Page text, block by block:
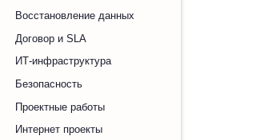
Восстановление данных
Договор и SLA
ИТ-инфраструктура
Безопасность
Проектные работы
Интернет проекты